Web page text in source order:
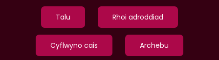
Talu Rhoi adroddiad
Cyflwyno cais Archebu